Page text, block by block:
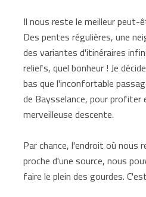
Il nous reste le meilleur peut-
Des pentes régulières, une
des variantes d'itinéraires
reliefs, quel bonheur ! Je
bas que l'inconfortable
de Baysselance, pour profiter
merveilleuse descente.
Par chance, l'endroit où nous
proche d'une source, nous
faire le plein des gourdes.